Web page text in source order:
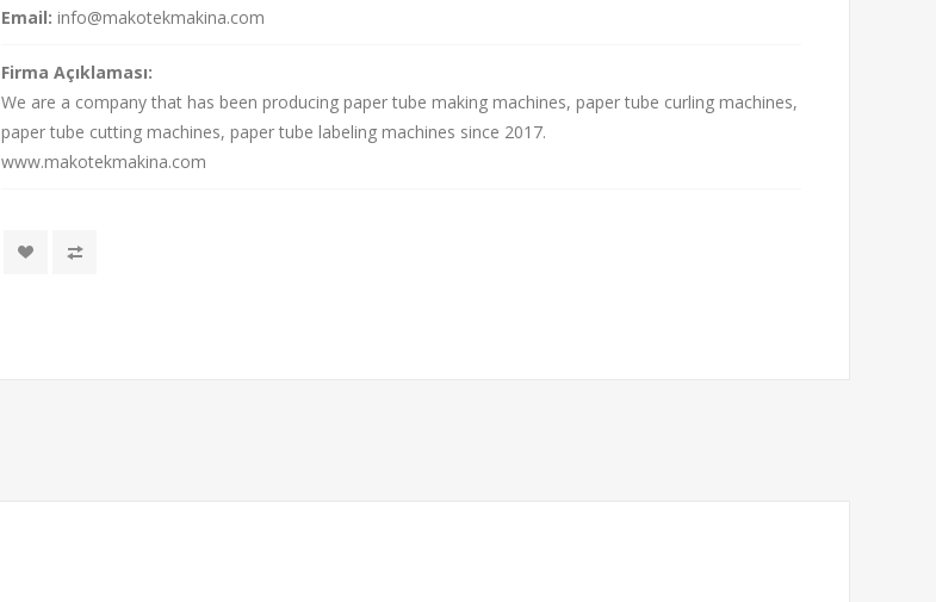
Email: info@makotekmakina.com
Firma Açıklaması:
We are a company that has been producing paper tube making machines, paper tube curling machines,
paper tube cutting machines, paper tube labeling machines since 2017.
www.makotekmakina.com